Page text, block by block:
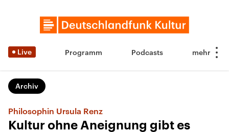
Live Programm Podcasts
Archiv
Philosophin Ursula Renz
Kultur ohne Aneignung gibt es